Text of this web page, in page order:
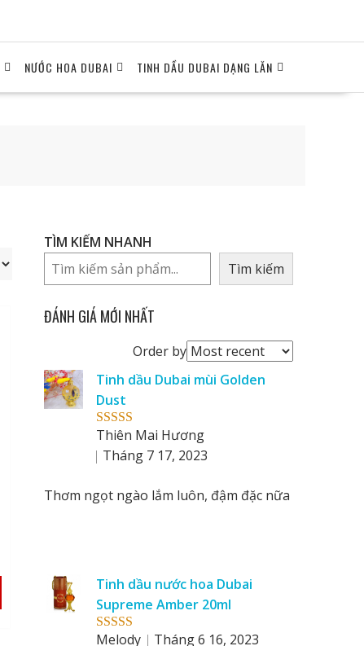
NƯỚC HOA DUBAI TINH DẦU DUBAI DẠNG LĂN
TÌM KIẾM NHANH
Tìm kiếm
ĐÁNH GIÁ MỚI NHẤT
Order byOrder
reviews
by
Rated5 out
of 5
Tinh dầu Dubai mùi Golden
Dust
Thiên Mai Hương
Tháng 7 17, 2023
Thơm ngọt ngào lắm luôn, đậm đặc nữa
Rated5out
Tinh dầu nước hoa Dubai
Supreme Amber 20ml
Melody
Tháng 6 16, 2023